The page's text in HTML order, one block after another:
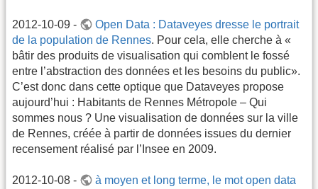
2012-10-09 -
Open Data : Dataveyes dresse le portrait
de la population de Rennes. Pour cela, elle cherche à «
bâtir des produits de visualisation qui comblent le fossé
entre l’abstraction des données et les besoins du public».
C’est donc dans cette optique que Dataveyes propose
aujourd’hui : Habitants de Rennes Métropole – Qui
sommes nous ? Une visualisation de données sur la ville
de Rennes, créée à partir de données issues du dernier
recensement réalisé par l’Insee en 2009.
2012-10-08 -
à moyen et long terme, le mot open data